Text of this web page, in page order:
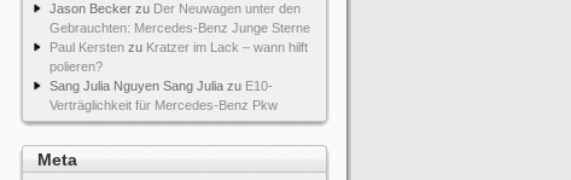
Jason Becker zu Der Neuwagen unter den
Gebrauchten: Mercedes-Benz Junge Sterne
Paul Kersten zu Kratzer im Lack – wann hilft
polieren?
Sang Julia Nguyen Sang Julia zu E10-
Verträglichkeit für Mercedes-Benz Pkw
Meta